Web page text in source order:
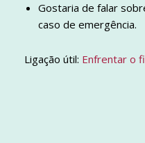
Gostaria de falar
caso de emergência.
Ligação útil: Enfrentar o